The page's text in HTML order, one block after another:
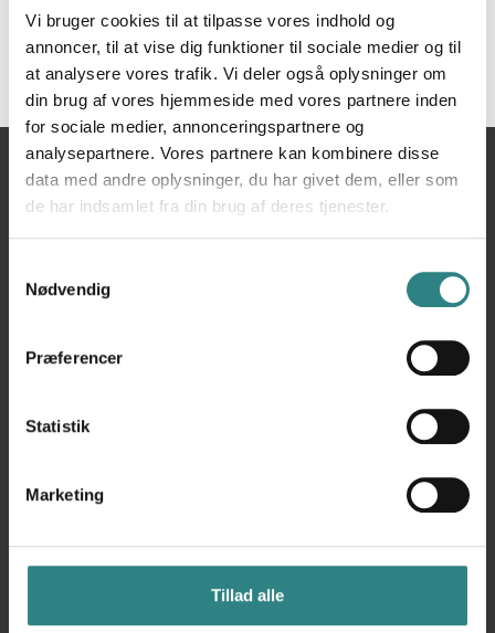
Vi bruger cookies til at tilpasse vores indhold og
annoncer, til at vise dig funktioner til sociale medier og til
at analysere vores trafik. Vi deler også oplysninger om
din brug af vores hjemmeside med vores partnere inden
for sociale medier, annonceringspartnere og
analysepartnere. Vores partnere kan kombinere disse
data med andre oplysninger, du har givet dem, eller som
de har indsamlet fra din brug af deres tjenester.
Nødvendig
Præferencer
Statistik
Marketing
Tillad alle
Du
er
Hjem Planday
Kontakt
Privacy Policy